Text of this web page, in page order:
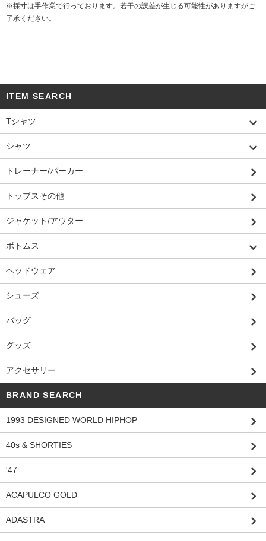
※採寸は手作業で行っております。若干の誤差が生じる可能性がありますがご
了承ください。
ITEM SEARCH
Tシャツ
シャツ
トレーナー/パーカー
トップスその他
ジャケット/アウター
ボトムス
ヘッドウェア
シューズ
バッグ
グッズ
アクセサリー
BRAND SEARCH
1993 DESIGNED WORLD HIPHOP
40s & SHORTIES
'47
ACAPULCO GOLD
ADASTRA